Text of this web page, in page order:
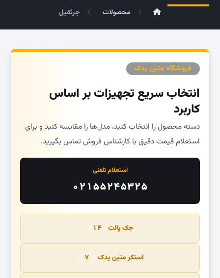
محصولات جرثقیل
فروشگاه متین یدک
انتخاب سریع تجهیزات بر اساس
کاربرد
دسته محصول را انتخاب کنید، مدل‌ها را مقایسه کنید و برای
استعلام قیمت دقیق با کارشناس فروش تماس بگیرید.
استعلام تلفنی
۰۲۱۵۵۲۴۵۳۲۵
جک پالت ۱۴
استکر متین یدک ۷